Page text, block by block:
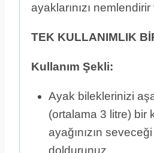
ayaklarınızı
TEK KULLANIMLIK
Kullanım Şekli:
Ayak bileklerinizi
(ortalama 3 litre) bir
ayağınızın
doldurunuz.